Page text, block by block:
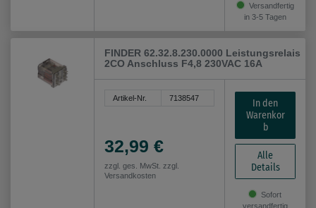
Versandfertig
in 3-5 Tagen
FINDER 62.32.8.230.0000 Leistungsrelais
2CO Anschluss F4,8 230VAC 16A
Artikel-Nr. 7138547
32,99 €
zzgl. ges. MwSt. zzgl.
Versandkosten
In den
Warenkor
b
Alle
Details
Sofort
versandfertig